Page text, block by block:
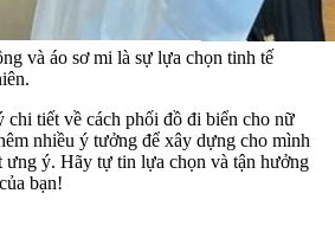
và áo sơ mi là sự lựa chọn tinh tế
tiết về cách phối đồ đi biển cho nữ
nhiều ý tưởng để xây dựng cho mình
ưng ý. Hãy tự tin lựa chọn và tận hưởng
bạn!